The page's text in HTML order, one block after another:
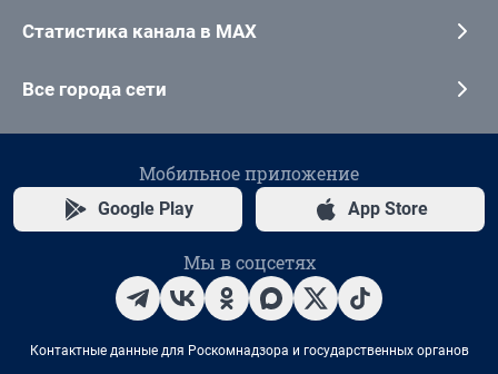
Статистика канала в MAX
Все города сети
Мобильное приложение
Google Play App Store
Мы в соцсетях
Контактные данные для Роскомнадзора и государственных органов